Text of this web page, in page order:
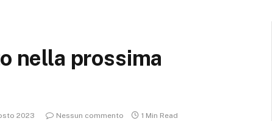
nella prossima
2023 Nessun commento 1 Min Read